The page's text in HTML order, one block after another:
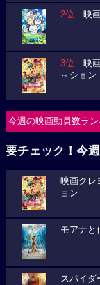
2位 映画
3位 映画
～ション
今週の映画動員数ラ
要チェック！今
映画クレ
ョン
モアナと
スパイダ